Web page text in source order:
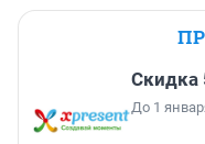
Скидка
До 1